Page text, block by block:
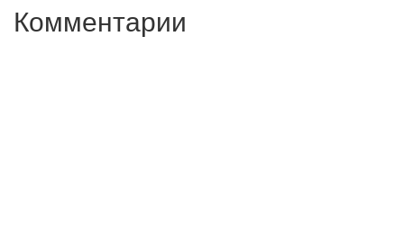
Комментарии